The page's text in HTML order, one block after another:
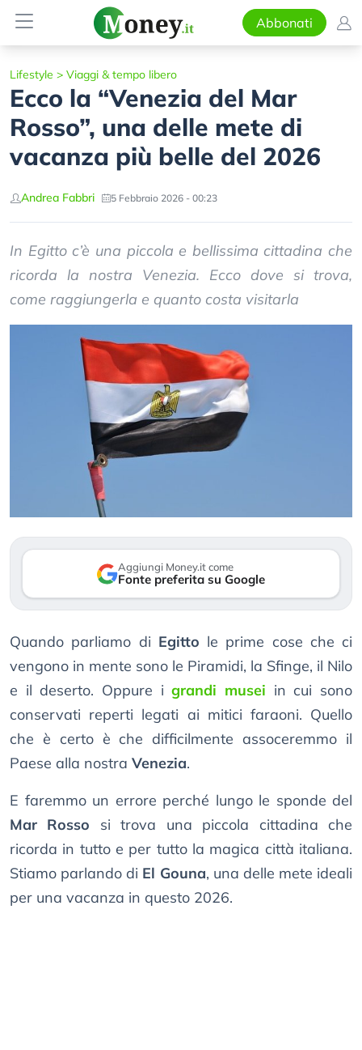
Abbonati
Lifestyle > Viaggi & tempo libero
Ecco la “Venezia del Mar
Rosso”, una delle mete di
vacanza più belle del 2026
Andrea Fabbri 5 Febbraio 2026 - 00:23
In Egitto c’è una piccola e bellissima cittadina che
ricorda la nostra Venezia. Ecco dove si trova,
come raggiungerla e quanto costa visitarla
Aggiungi Money.it come
Fonte preferita su Google
Quando parliamo di Egitto le prime cose che ci
vengono in mente sono le Piramidi, la Sfinge, il Nilo
e il deserto. Oppure igrandi musei in cui sono
conservati reperti legati ai mitici faraoni. Quello
che è certo è che difficilmente assoceremmo il
Paese alla nostra Venezia.
E faremmo un errore perché lungo le sponde del
Mar Rosso si trova una piccola cittadina che
ricorda in tutto e per tutto la magica città italiana.
Stiamo parlando di El Gouna, una delle mete ideali
per una vacanza in questo 2026.